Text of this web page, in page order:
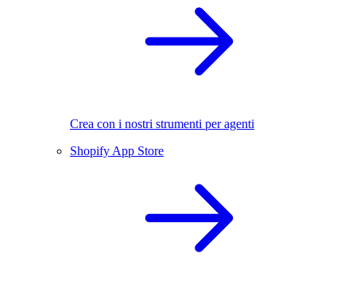
Crea con i nostri strumenti per agenti
Shopify App Store